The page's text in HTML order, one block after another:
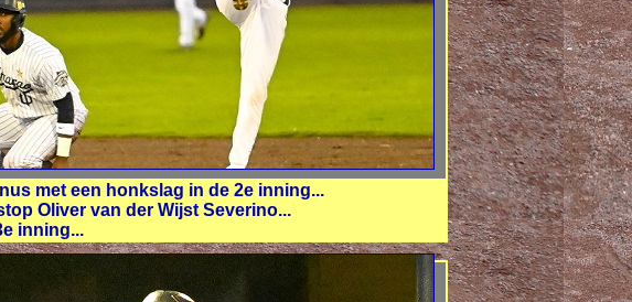
met een honkslag in de 2e inning...
Oliver van der Wijst Severino...
inning...